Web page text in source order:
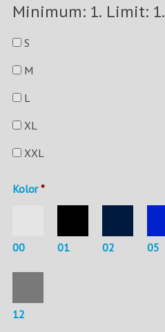
Minimum: 1. Limit: 1.
S
M
L
XL
XXL
Kolor*
00 01 02 05
12